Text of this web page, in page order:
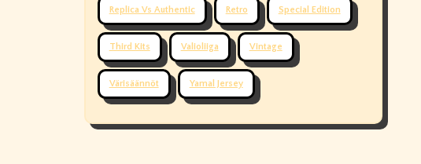
Replica Vs Authentic Retro Special Edition
Third Kits Valioliiga Vintage
Värisäännöt Yamal Jersey